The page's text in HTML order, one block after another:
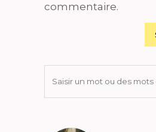
commentaire.